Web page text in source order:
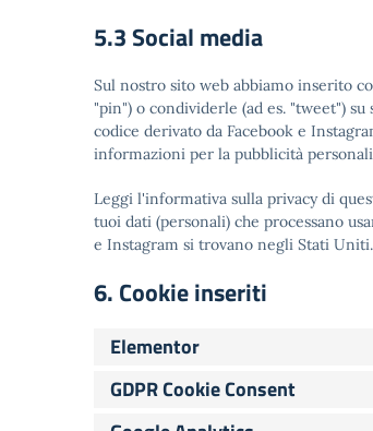
5.3 Social media
Sul nostro sito web abbiamo inserito
"pin") o condividerle (ad es. "tweet")
codice derivato da Facebook e
informazioni per la pubblicità
Leggi l'informativa sulla privacy di
tuoi dati (personali) che processano
e Instagram si trovano negli Stati Uniti.
6. Cookie inseriti
Elementor
GDPR Cookie Consent